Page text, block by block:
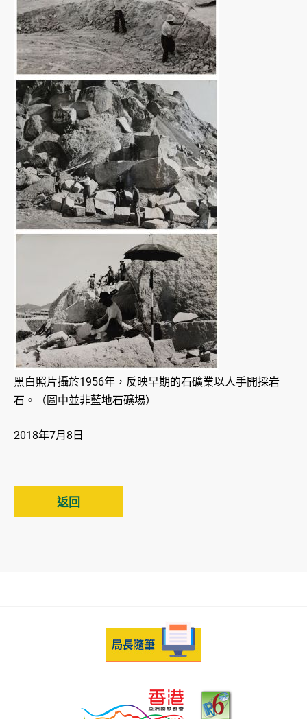
黑白照片攝於1956年，反映早期的石礦業以人手開採岩
石。（圖中並非藍地石礦場）
2018年7月8日
返回